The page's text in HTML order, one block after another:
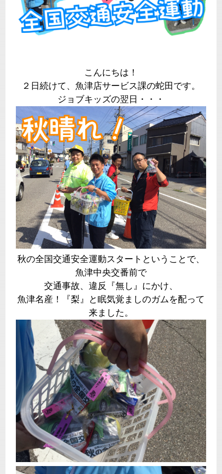
こんにちは！
２日続けて、魚津店サービス課の蛇田です。
ジョブキッズの翌日・・・
秋の全国交通安全運動スタートということで、
魚津中央交番前で
交通事故、違反『無し』にかけ、
魚津名産！『梨』と眠気覚ましのガムを配って
来ました。